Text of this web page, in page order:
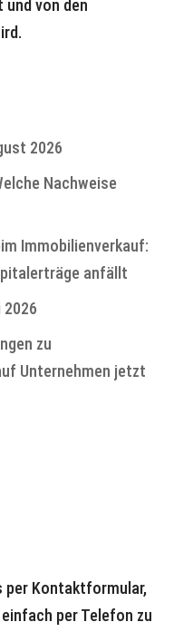
von den
2026
Nachweise
Immobilienverkauf:
anfällt
zu
Unternehmen jetzt
per Kontaktformular,
per Telefon zu